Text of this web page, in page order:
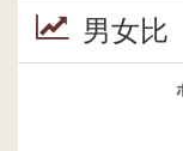
男女比